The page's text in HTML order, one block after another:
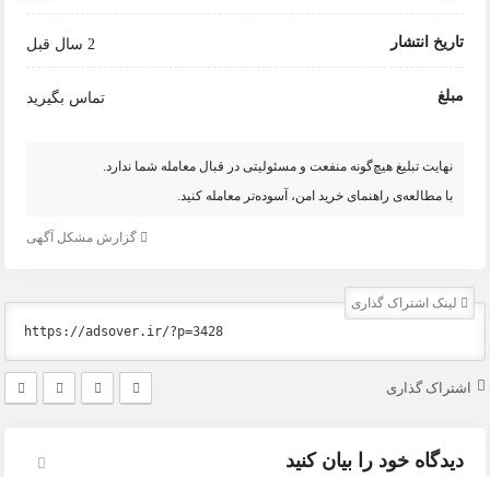
تاریخ انتشار 2 سال قبل
مبلغ تماس بگیرید
نهایت تبلیغ هیچ‌گونه منفعت و مسئولیتی در قبال معامله شما ندارد.
با مطالعه‌ی راهنمای خرید امن، آسوده‌تر معامله کنید.
گزارش مشکل آگهی
لینک اشتراک گذاری
اشتراک گذاری
دیدگاه خود را بیان کنید